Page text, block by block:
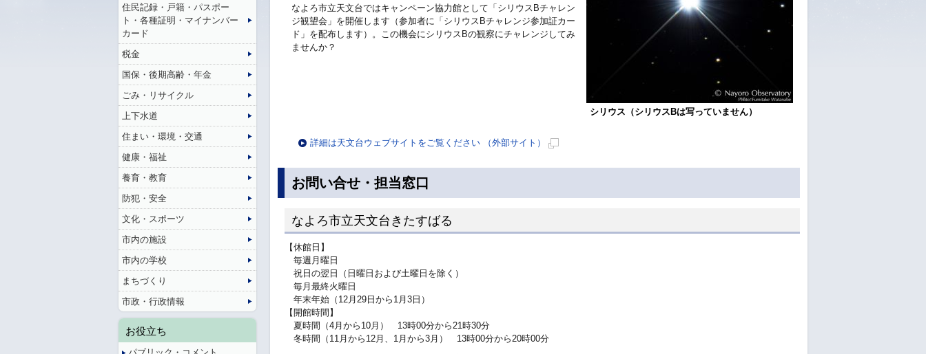
シリウス（シリウスBは写っていません）
なよろ市立天文台ではキャンペーン協力館として「シリウスBチャレン
ジ観望会」を開催します（参加者に「シリウスBチャレンジ参加証カー
ド」を配布します）。この機会にシリウスBの観察にチャレンジしてみ
ませんか？
詳細は天文台ウェブサイトをご覧ください （外部サイト）
で
お問い合せ・担当窓口
なよろ市立天文台きたすばる
【休館日】
毎週月曜日
祝日の翌日（日曜日および土曜日を除く）
毎月最終火曜日
年末年始（12月29日から1月3日）
【開館時間】
夏時間（4月から10月） 13時00分から21時30分
冬時間（11月から12月、1月から3月） 13時00分から20時00分
住民記録・戸籍・パスポー
ト・各種証明・マイナンバー
カード
税金
国保・後期高齢・年金
ごみ・リサイクル
上下水道
住まい・環境・交通
健康・福祉
養育・教育
防犯・安全
文化・スポーツ
市内の施設
市内の学校
まちづくり
市政・行政情報
お役立ち